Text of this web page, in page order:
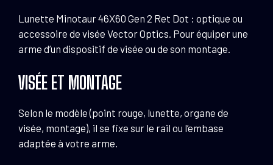
Lunette Minotaur 46X60 Gen 2 Ret Dot : optique ou
accessoire de visée Vector Optics. Pour équiper une
arme d’un dispositif de visée ou de son montage.
VISÉE ET MONTAGE
Selon le modèle (point rouge, lunette, organe de
visée, montage), il se fixe sur le rail ou l’embase
adaptée à votre arme.